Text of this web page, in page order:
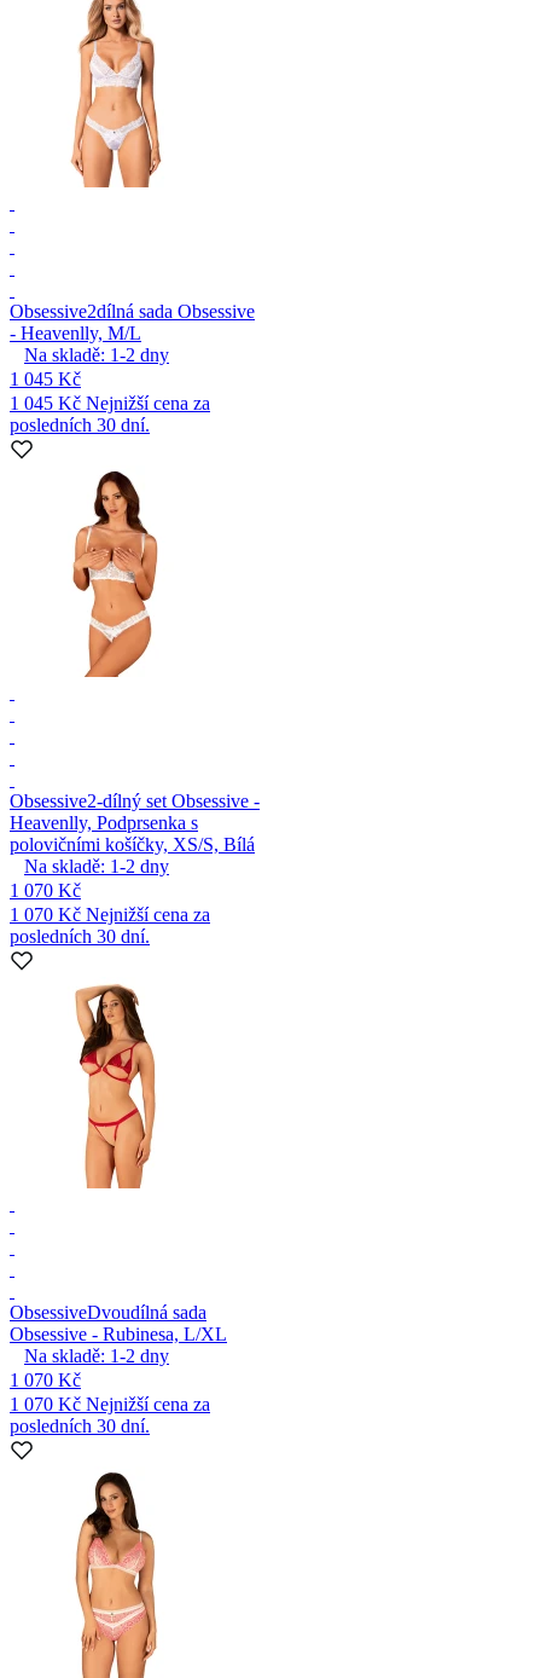
Obsessive2dílná sada Obsessive
- Heavenlly, M/L
Na skladě: 1-2 dny
1 045 Kč
1 045 Kč Nejnižší cena za
posledních 30 dní.
Obsessive2-dílný set Obsessive -
Heavenlly, Podprsenka s
polovičními košíčky, XS/S, Bílá
Na skladě: 1-2 dny
1 070 Kč
1 070 Kč Nejnižší cena za
posledních 30 dní.
ObsessiveDvoudílná sada
Obsessive - Rubinesa, L/XL
Na skladě: 1-2 dny
1 070 Kč
1 070 Kč Nejnižší cena za
posledních 30 dní.